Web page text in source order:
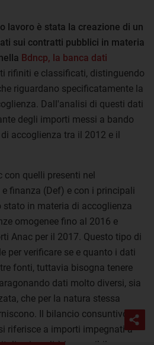
lavoro è stata la creazione di un
sui contratti pubblici in materia
Bdncp, la banca dati
rifiniti e classificati, distinguendo
riguardano specificatamente la
Dall'analisi di questi dati
degli importi messi a bando
accoglienza tra il 2012 e il
con quelli presenti nel
finanza (Def) e con i principali
in materia di accoglienza
omogenee fino al 2016 e
Anac per il 2017. Questo tipo di
per verificare se e quanto i dati
fonti, tuttavia bisogna tenere
dati molto diversi, sia
che per la natura stessa
Il bilancio consuntivo
riferisce a importi impegnati a